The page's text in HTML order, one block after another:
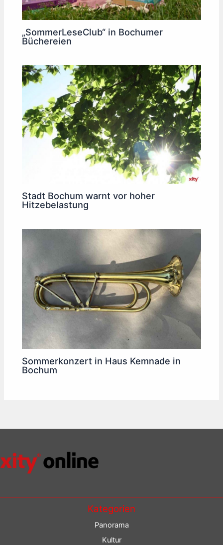
„SommerLeseClub“ in Bochumer
Büchereien
Stadt Bochum warnt vor hoher
Hitzebelastung
Sommerkonzert in Haus Kemnade in
Bochum
Kategorien
Panorama
Kultur